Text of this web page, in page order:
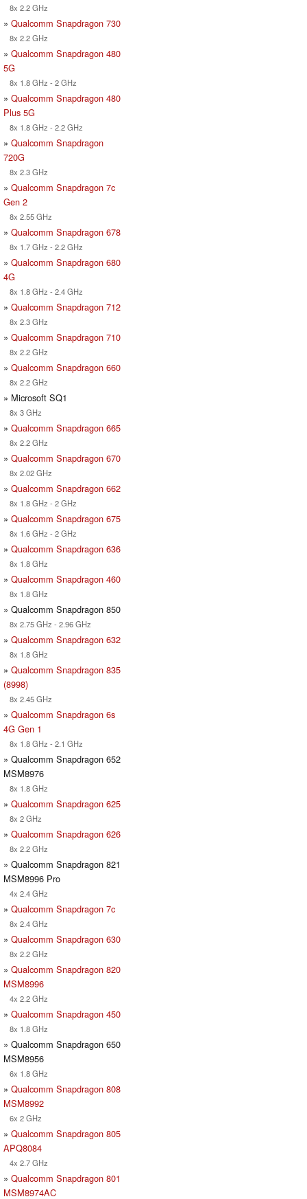
8x 2.2 GHz
» Qualcomm Snapdragon 730
8x 2.2 GHz
» Qualcomm Snapdragon 480
5G
8x 1.8 GHz - 2 GHz
» Qualcomm Snapdragon 480
Plus 5G
8x 1.8 GHz - 2.2 GHz
» Qualcomm Snapdragon
720G
8x 2.3 GHz
» Qualcomm Snapdragon 7c
Gen 2
8x 2.55 GHz
» Qualcomm Snapdragon 678
8x 1.7 GHz - 2.2 GHz
» Qualcomm Snapdragon 680
4G
8x 1.8 GHz - 2.4 GHz
» Qualcomm Snapdragon 712
8x 2.3 GHz
» Qualcomm Snapdragon 710
8x 2.2 GHz
» Qualcomm Snapdragon 660
8x 2.2 GHz
» Microsoft SQ1
8x 3 GHz
» Qualcomm Snapdragon 665
8x 2.2 GHz
» Qualcomm Snapdragon 670
8x 2.02 GHz
» Qualcomm Snapdragon 662
8x 1.8 GHz - 2 GHz
» Qualcomm Snapdragon 675
8x 1.6 GHz - 2 GHz
» Qualcomm Snapdragon 636
8x 1.8 GHz
» Qualcomm Snapdragon 460
8x 1.8 GHz
» Qualcomm Snapdragon 850
8x 2.75 GHz - 2.96 GHz
» Qualcomm Snapdragon 632
8x 1.8 GHz
» Qualcomm Snapdragon 835
(8998)
8x 2.45 GHz
» Qualcomm Snapdragon 6s
4G Gen 1
8x 1.8 GHz - 2.1 GHz
» Qualcomm Snapdragon 652
MSM8976
8x 1.8 GHz
» Qualcomm Snapdragon 625
8x 2 GHz
» Qualcomm Snapdragon 626
8x 2.2 GHz
» Qualcomm Snapdragon 821
MSM8996 Pro
4x 2.4 GHz
» Qualcomm Snapdragon 7c
8x 2.4 GHz
» Qualcomm Snapdragon 630
8x 2.2 GHz
» Qualcomm Snapdragon 820
MSM8996
4x 2.2 GHz
» Qualcomm Snapdragon 450
8x 1.8 GHz
» Qualcomm Snapdragon 650
MSM8956
6x 1.8 GHz
» Qualcomm Snapdragon 808
MSM8992
6x 2 GHz
» Qualcomm Snapdragon 805
APQ8084
4x 2.7 GHz
» Qualcomm Snapdragon 801
MSM8974AC